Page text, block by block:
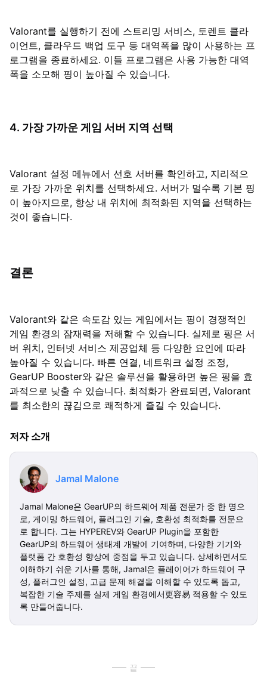
Valorant를 실행하기 전에 스트리밍 서비스, 토렌트 클라
이언트, 클라우드 백업 도구 등 대역폭을 많이 사용하는 프
로그램을 종료하세요. 이들 프로그램은 사용 가능한 대역
폭을 소모해 핑이 높아질 수 있습니다.
4. 가장 가까운 게임 서버 지역 선택
Valorant 설정 메뉴에서 선호 서버를 확인하고, 지리적으
로 가장 가까운 위치를 선택하세요. 서버가 멀수록 기본 핑
이 높아지므로, 항상 내 위치에 최적화된 지역을 선택하는
것이 좋습니다.
결론
Valorant와 같은 속도감 있는 게임에서는 핑이 경쟁적인
게임 환경의 잠재력을 저해할 수 있습니다. 실제로 핑은 서
버 위치, 인터넷 서비스 제공업체 등 다양한 요인에 따라
높아질 수 있습니다. 빠른 연결, 네트워크 설정 조정,
GearUP Booster와 같은 솔루션을 활용하면 높은 핑을 효
과적으로 낮출 수 있습니다. 최적화가 완료되면, Valorant
를 최소한의 끊김으로 쾌적하게 즐길 수 있습니다.
저자 소개
Jamal Malone
Jamal Malone은 GearUP의 하드웨어 제품 전문가 중 한 명으
로, 게이밍 하드웨어, 플러그인 기술, 호환성 최적화를 전문으
로 합니다. 그는 HYPEREV와 GearUP Plugin을 포함한
GearUP의 하드웨어 생태계 개발에 기여하며, 다양한 기기와
플랫폼 간 호환성 향상에 중점을 두고 있습니다. 상세하면서도
이해하기 쉬운 기사를 통해, Jamal은 플레이어가 하드웨어 구
성, 플러그인 설정, 고급 문제 해결을 이해할 수 있도록 돕고,
복잡한 기술 주제를 실제 게임 환경에서更容易 적용할 수 있도
록 만들어줍니다.
끝